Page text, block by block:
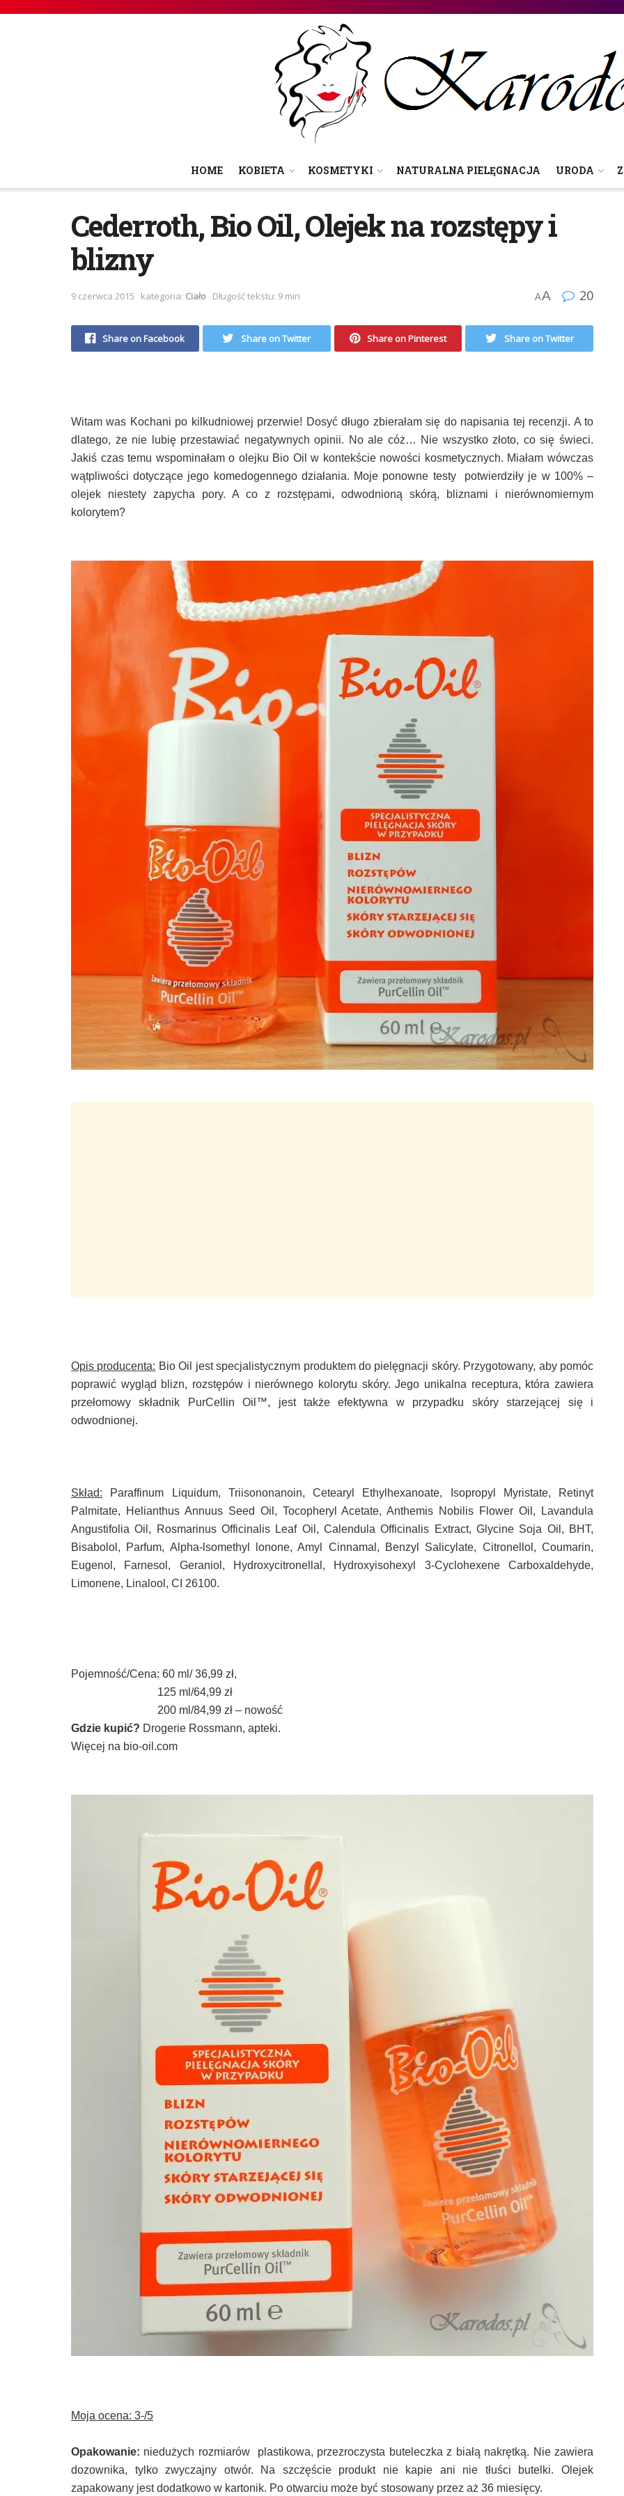
HOME KOBIETA KOSMETYKI NATURALNA PIELĘGNACJA URODA
Cederroth, Bio Oil, Olejek na rozstępy i
blizny
9 czerwca 2015 kategoria: Ciało Długość tekstu: 9 min AA 20
Share on Facebook Share on Twitter Share on Pinterest Share on Twitter
Witam was Kochani po kilkudniowej przerwie! Dosyć długo zbierałam się do napisania tej recenzji. A to
dlatego, że nie lubię przestawiać negatywnych opinii. No ale cóż… Nie wszystko złoto, co się świeci.
Jakiś czas temu wspominałam o olejku Bio Oil w kontekście nowości kosmetycznych. Miałam wówczas
wątpliwości dotyczące jego komedogennego działania. Moje ponowne testy potwierdziły je w 100% –
olejek niestety zapycha pory. A co z rozstępami, odwodnioną skórą, bliznami i nierównomiernym
kolorytem?
Opis producenta: Bio Oil jest specjalistycznym produktem do pielęgnacji skóry. Przygotowany, aby pomóc
poprawić wygląd blizn, rozstępów i nierównego kolorytu skóry. Jego unikalna receptura, która zawiera
przełomowy składnik PurCellin Oil™, jest także efektywna w przypadku skóry starzejącej się i
odwodnionej.
Skład: Paraffinum Liquidum, Triisononanoin, Cetearyl Ethylhexanoate, Isopropyl Myristate, Retinyt
Palmitate, Helianthus Annuus Seed Oil, Tocopheryl Acetate, Anthemis Nobilis Flower Oil, Lavandula
Angustifolia Oil, Rosmarinus Officinalis Leaf Oil, Calendula Officinalis Extract, Glycine Soja Oil, BHT,
Bisabolol, Parfum, Alpha-lsomethyl lonone, Amyl Cinnamal, Benzyl Salicylate, Citronellol, Coumarin,
Eugenol, Farnesol, Geraniol, Hydroxycitronellal, Hydroxyisohexyl 3-Cyclohexene Carboxaldehyde,
Limonene, Linalool, CI 26100.
Pojemność/Cena: 60 ml/ 36,99 zł,
125 ml/64,99 zł
200 ml/84,99 zł – nowość
Gdzie kupić? Drogerie Rossmann, apteki.
Więcej na bio-oil.com
Moja ocena: 3-/5
Opakowanie: niedużych rozmiarów
plastikowa, przezroczysta buteleczka z białą nakrętką. Nie zawiera
dozownika, tylko zwyczajny otwór. Na szczęście produkt nie kapie ani nie tłuści butelki. Olejek
zapakowany jest dodatkowo w kartonik. Po otwarciu może być stosowany przez aż 36 miesięcy.